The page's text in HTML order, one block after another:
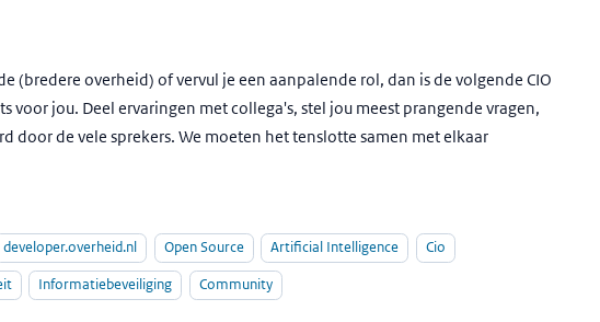
(bredere overheid) of vervul je een aanpalende rol, dan is de volgende CIO
voor jou. Deel ervaringen met collega's, stel jou meest prangende vragen,
door de vele sprekers. We moeten het tenslotte samen met elkaar
developer.overheid.nl Open Source Artificial Intelligence
Cio
Informatiebeveiliging Community